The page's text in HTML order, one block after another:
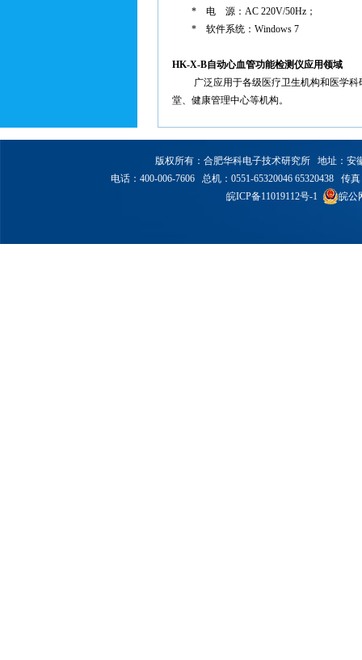
* 电 源：AC 220V/50Hz；
* 软件系统：Windows 7
HK-X-B自动心血管功能检测仪应用领域
广泛应用于各级医疗卫生机构和医学
堂、健康管理中心等机构。
版权所有：合肥华科电子技术研究所 地址：安
电话：400-006-7606 总机：0551-65320046 65320438 传
皖ICP备11019112号-1
皖公